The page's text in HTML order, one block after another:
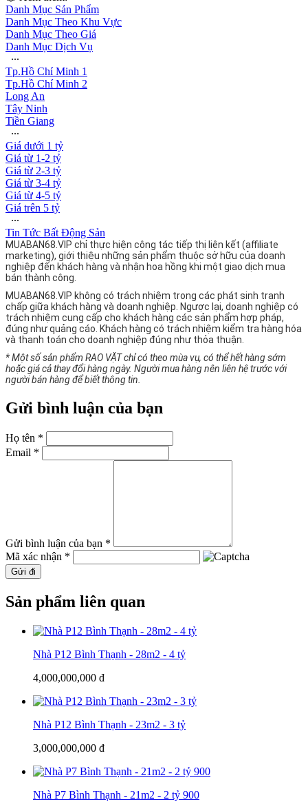
Danh Mục Sản Phẩm
Danh Mục Theo Khu Vực
Danh Mục Theo Giá
Danh Mục Dịch Vụ
∙∙∙
Tp.Hồ Chí Minh 1
Tp.Hồ Chí Minh 2
Long An
Tây Ninh
Tiền Giang
∙∙∙
Giá dưới 1 tỷ
Giá từ 1-2 tỷ
Giá từ 2-3 tỷ
Giá từ 3-4 tỷ
Giá từ 4-5 tỷ
Giá trên 5 tỷ
∙∙∙
Tin Tức Bất Động Sản
MUABAN68.VIP chỉ thực hiện công tác tiếp thị liên kết (affiliate
marketing), giới thiệu những sản phẩm thuộc sở hữu của doanh
nghiệp đến khách hàng và nhận hoa hồng khi một giao dịch mua
bán thành công.
MUABAN68.VIP không có trách nhiệm trong các phát sinh tranh
chấp giữa khách hàng và doanh nghiệp. Ngược lại, doanh nghiệp có
trách nhiệm cung cấp cho khách hàng các sản phẩm hợp pháp,
đúng như quảng cáo. Khách hàng có trách nhiệm kiểm tra hàng hóa
và thanh toán cho doanh nghiệp đúng như thỏa thuận.
* Một số sản phẩm RAO VẶT chỉ có theo mùa vụ, có thể hết hàng sớm
hoặc giá cả thay đổi hàng ngày. Người mua hàng nên liên hệ trước với
người bán hàng để biết thông tin.
Gửi bình luận của bạn
Họ tên *
Email *
Gửi bình luận của bạn *
Mã xác nhận *
Gửi đi
Sản phẩm liên quan
Nhà P12 Bình Thạnh - 28m2 - 4 tỷ
4,000,000,000 đ
Nhà P12 Bình Thạnh - 23m2 - 3 tỷ
3,000,000,000 đ
Nhà P7 Bình Thạnh - 21m2 - 2 tỷ 900